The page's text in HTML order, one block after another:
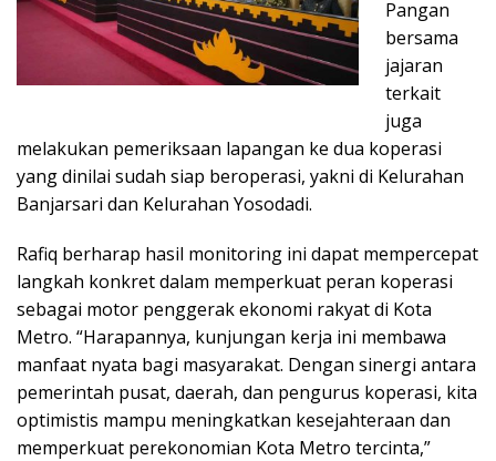
Pangan
bersama
jajaran
terkait
juga
melakukan pemeriksaan lapangan ke dua koperasi
yang dinilai sudah siap beroperasi, yakni di Kelurahan
Banjarsari dan Kelurahan Yosodadi.
Rafiq berharap hasil monitoring ini dapat mempercepat
langkah konkret dalam memperkuat peran koperasi
sebagai motor penggerak ekonomi rakyat di Kota
Metro. “Harapannya, kunjungan kerja ini membawa
manfaat nyata bagi masyarakat. Dengan sinergi antara
pemerintah pusat, daerah, dan pengurus koperasi, kita
optimistis mampu meningkatkan kesejahteraan dan
memperkuat perekonomian Kota Metro tercinta,”